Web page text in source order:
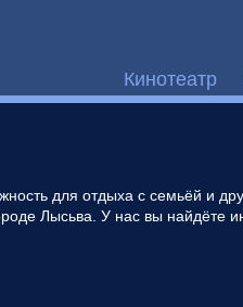
Кинотеатр
для отдыха с семьёй и
Лысьва. У нас вы найдёте